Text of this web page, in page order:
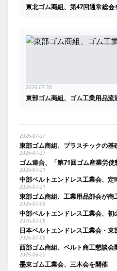
東北ゴム商組、第47回通常総会
2026-07-28
東部ゴム商組、ゴム工業用品流
2026-07-27
2026-07-27
ゴム連合、「第71回ゴム産業労
2026-07-21
中部ベルトエンドレス工業会、定
2026-07-21
東部ゴム商組、工業用品部会が商
2026-07-08
中部ベルトエンドレス工業会、
2026-07-08
2026-07-08
西部ゴム商組、ベルト商工懇談会
2026-06-22
墨東ゴム工業会、三木会を開催